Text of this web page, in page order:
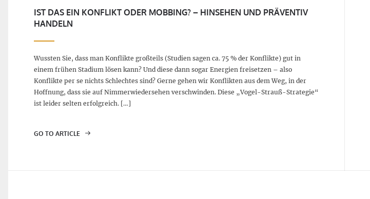
IST DAS EIN KONFLIKT ODER MOBBING? – HINSEHEN UND PRÄVENTIV
HANDELN
Wussten Sie, dass man Konflikte großteils (Studien sagen ca. 75 % der Konflikte) gut in
einem frühen Stadium lösen kann? Und diese dann sogar Energien freisetzen – also
Konflikte per se nichts Schlechtes sind? Gerne gehen wir Konflikten aus dem Weg, in der
Hoffnung, dass sie auf Nimmerwiedersehen verschwinden. Diese „Vogel-Strauß-Strategie“
ist leider selten erfolgreich. […]
GO TO ARTICLE